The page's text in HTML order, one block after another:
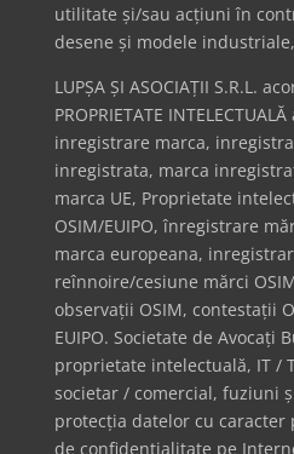
utilitate și/sau acțiuni în
desene și modele
LUPȘA ȘI ASOCIAȚII S.R.L.
PROPRIETATE
inregistrare marca,
inregistrata, marca
marca UE, Proprietate
OSIM/EUIPO, înregistrare
marca europeana,
reînnoire/cesiune mărci
observații OSIM, contestații
EUIPO. Societate de Avocați
proprietate intelectuală, IT /
societar / comercial, fuziuni
protecția datelor cu caracter
de confidențialitate pe